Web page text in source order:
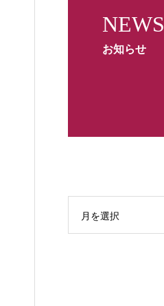
NEWS
お知らせ
月を選択